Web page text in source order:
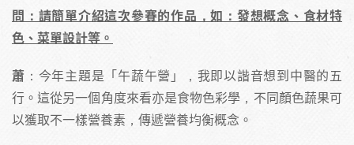
問：請簡單介紹這次參賽的作品，如：發想概念、食材特
色、菜單設計等。
蕭 ：今年主題是「午蔬午營」，我即以諧音想到中醫的五
行。這從另一個角度來看亦是食物色彩學，不同顏色蔬果可
以獲取不一樣營養素，傳遞營養均衡概念。